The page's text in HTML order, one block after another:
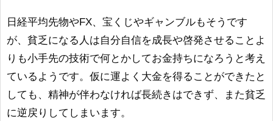
日経平均先物やFX、宝くじやギャンブルもそうです
が、貧乏になる人は自分自信を成長や啓発させることよ
りも小手先の技術で何とかしてお金持ちになろうと考え
ているようです。仮に運よく大金を得ることができたと
しても、精神が伴わなければ長続きはできず、また貧乏
に逆戻りしてしまいます。